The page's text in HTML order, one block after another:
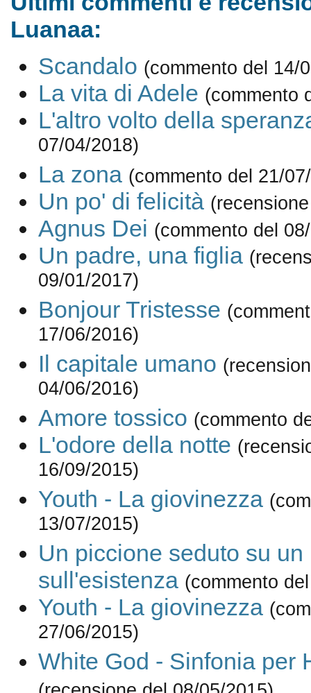
Luanaa:
Scandalo (commento del 14/
La vita di Adele (commento
L'altro volto della
07/04/2018)
La zona (commento del 21/
Un po' di felicità
Agnus Dei (commento del
Un padre, una figlia
09/01/2017)
Bonjour Tristesse
17/06/2016)
Il capitale umano
04/06/2016)
Amore tossico (commento
L'odore della notte
16/09/2015)
Youth - La giovinezza
13/07/2015)
Un piccione seduto su un
sull'esistenza (commento
Youth - La giovinezza
27/06/2015)
White God - Sinfonia per